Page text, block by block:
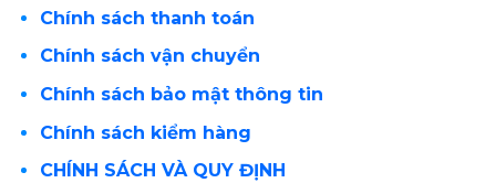
Chính sách thanh toán
Chính sách vận chuyển
Chính sách bảo mật thông tin
Chính sách kiểm hàng
CHÍNH SÁCH VÀ QUY ĐỊNH